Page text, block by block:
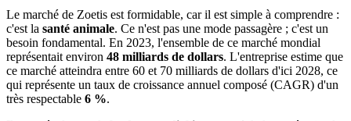
Le marché de Zoetis est formidable, car il est simple à comprendre :
c'est la santé animale. Ce n'est pas une mode passagère ; c'est un
besoin fondamental. En 2023, l'ensemble de ce marché mondial
représentait environ 48 milliards de dollars. L'entreprise estime que
ce marché atteindra entre 60 et 70 milliards de dollars d'ici 2028, ce
qui représente un taux de croissance annuel composé (CAGR) d'un
très respectable 6 %.